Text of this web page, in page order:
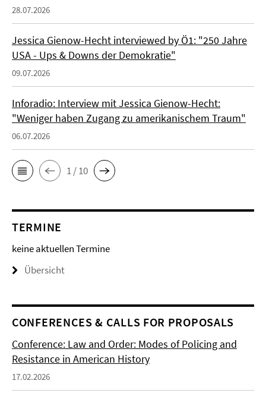
28.07.2026
Jessica Gienow-Hecht interviewed by Ö1: "250 Jahre
USA - Ups & Downs der Demokratie"
09.07.2026
Inforadio: Interview mit Jessica Gienow-Hecht:
"Weniger haben Zugang zu amerikanischem Traum"
06.07.2026
1 / 10
TERMINE
keine aktuellen Termine
Übersicht
CONFERENCES & CALLS FOR PROPOSALS
Conference: Law and Order: Modes of Policing and
Resistance in American History
17.02.2026